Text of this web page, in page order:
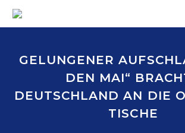
GELUNGENER
DEN MAI“
DEUTSCHLAND AN DIE
TISCHE